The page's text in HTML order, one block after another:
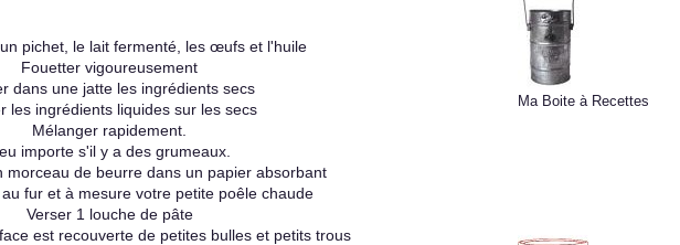
pichet, le lait fermenté, les œufs et l'huile
Fouetter vigoureusement
dans une jatte les ingrédients secs
les ingrédients liquides sur les secs
Mélanger rapidement.
importe s'il y a des grumeaux.
morceau de beurre dans un papier absorbant
fur et à mesure votre petite poêle chaude
Verser 1 louche de pâte
est recouverte de petites bulles et petits trous
Ma Boite à Recettes